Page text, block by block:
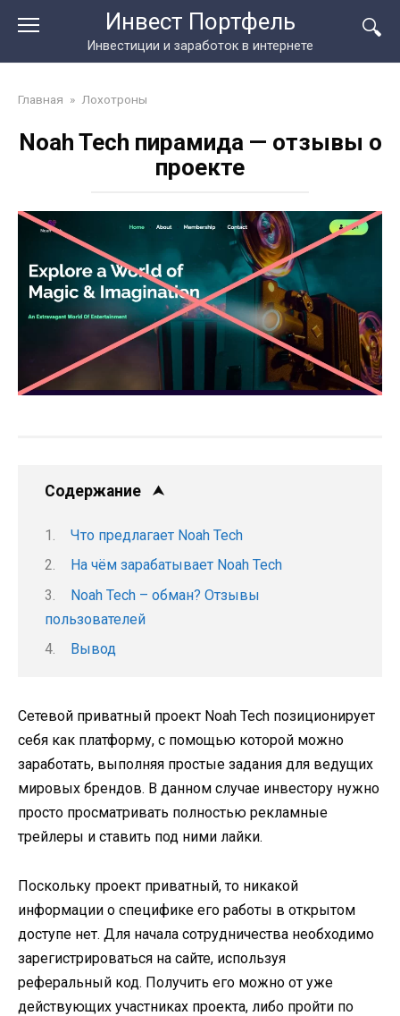
Инвест Портфель
Инвестиции и заработок в интернете
Главная » Лохотроны
Noah Tech пирамида — отзывы о
проекте
Содержание
Что предлагает Noah Tech
На чём зарабатывает Noah Tech
Noah Tech – обман? Отзывы
пользователей
Вывод
Сетевой приватный проект Noah Tech позиционирует
себя как платформу, с помощью которой можно
заработать, выполняя простые задания для ведущих
мировых брендов. В данном случае инвестору нужно
просто просматривать полностью рекламные
трейлеры и ставить под ними лайки.
Поскольку проект приватный, то никакой
информации о специфике его работы в открытом
доступе нет. Для начала сотрудничества необходимо
зарегистрироваться на сайте, используя
реферальный код. Получить его можно от уже
действующих участниках проекта, либо пройти по